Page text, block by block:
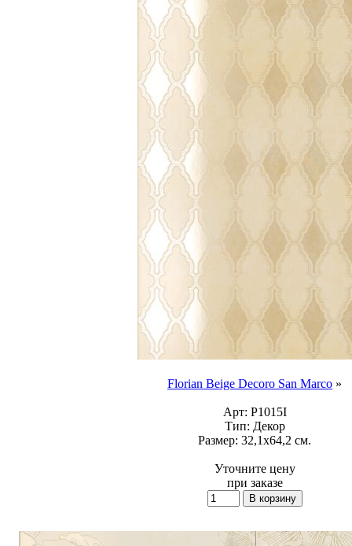
Florian Beige Decoro San Marco »
Арт: P1015I
Тип: Декор
Размер: 32,1x64,2 см.
Уточните цену
при заказе